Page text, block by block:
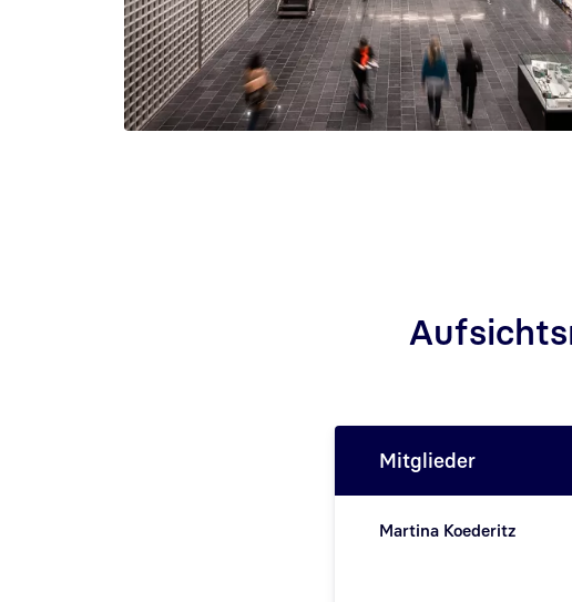
Mitglieder
Martina Koederitz